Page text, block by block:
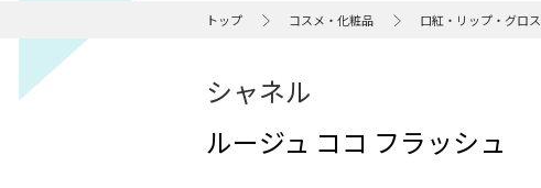
トップ コスメ・化粧品 口紅・リップ・グロス
シャネル
ルージュ ココ フラッシュ